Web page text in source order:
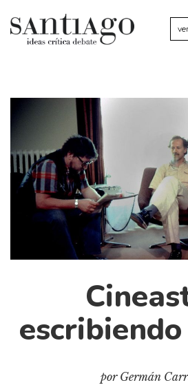
Archivo Cenfoto-UDP
Arquetipos de situación
Artes visuales
Ciencia
Cine y televisión
Cómics
Diccionario portátil de la literatura
por Germán